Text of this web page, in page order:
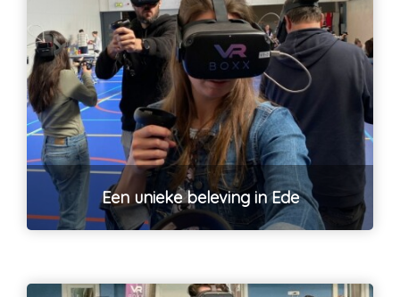
Een unieke beleving in Ede